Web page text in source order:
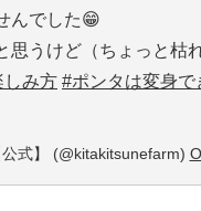
んでした😁
うけど（ちょっと枯
しみ方 #ポンタは変身で
式】 (@kitakitsunefarm)